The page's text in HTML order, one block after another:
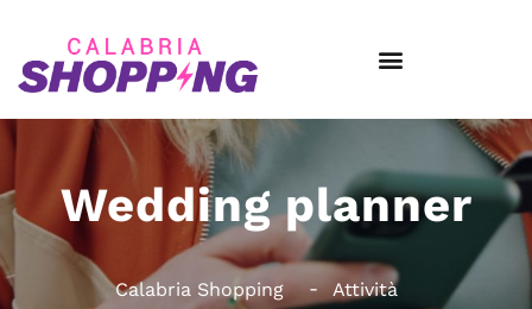
Wedding planner
Calabria Shopping
Attività